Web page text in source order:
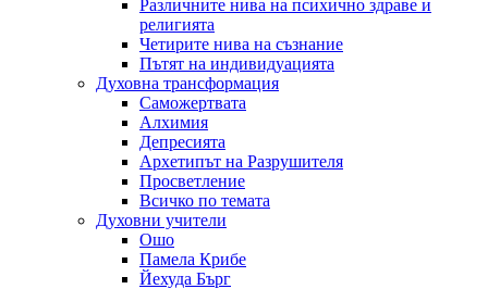
Различните нива на психично здраве и
религията
Четирите нива на съзнание
Пътят на индивидуацията
Духовна трансформация
Саможертвата
Алхимия
Депресията
Архетипът на Разрушителя
Просветление
Всичко по темата
Духовни учители
Ошо
Памела Крибе
Йехуда Бърг